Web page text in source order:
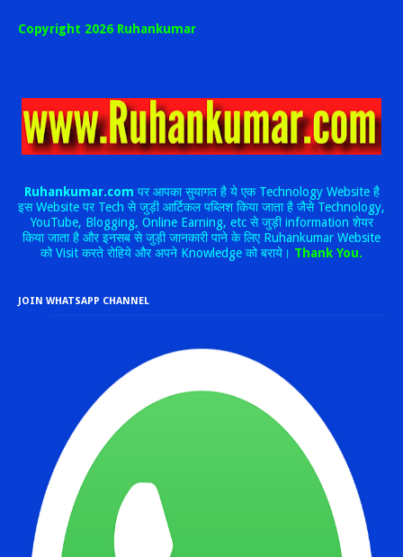
Copyright 2026 Ruhankumar
Ruhankumar.com पर आपका सुयागत है ये एक Technology Website है
इस Website पर Tech से जुड़ी आर्टिकल पब्लिश किया जाता है जैसे Technology,
YouTube, Blogging, Online Earning, etc से जुड़ी information शेयर
किया जाता है और इनसब से जुड़ी जानकारी पाने के लिए Ruhankumar Website
को Visit करते रोहिये और अपने Knowledge को बराये। Thank You.
JOIN WHATSAPP CHANNEL